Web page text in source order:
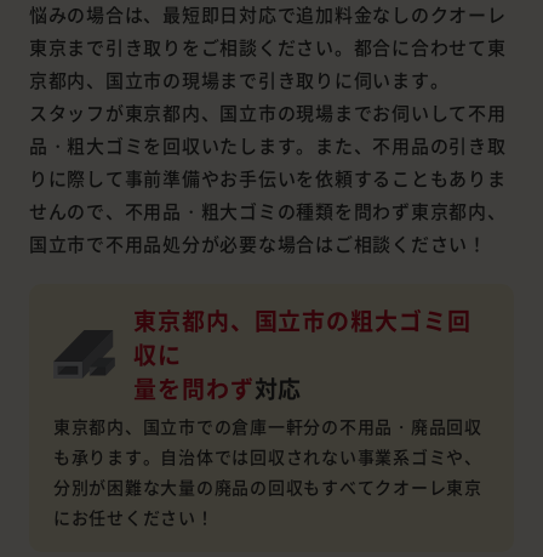
悩みの場合は、最短即日対応で追加料金なしのクオーレ
東京まで引き取りをご相談ください。都合に合わせて東
京都内、国立市の現場まで引き取りに伺います。
スタッフが東京都内、国立市の現場までお伺いして不用
品・粗大ゴミを回収いたします。また、不用品の引き取
りに際して事前準備やお手伝いを依頼することもありま
せんので、不用品・粗大ゴミの種類を問わず東京都内、
国立市で不用品処分が必要な場合はご相談ください！
東京都内、国立市の粗大ゴミ回
収に
量を問わず対応
東京都内、国立市での倉庫一軒分の不用品・廃品回収
も承ります。自治体では回収されない事業系ゴミや、
分別が困難な大量の廃品の回収もすべてクオーレ東京
にお任せください！